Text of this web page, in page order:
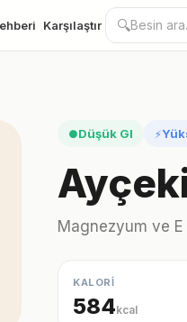
Karşılaştır 🔍
●Düşük GI ⚡
Magnezyum ve E
KALORİ
584kcal